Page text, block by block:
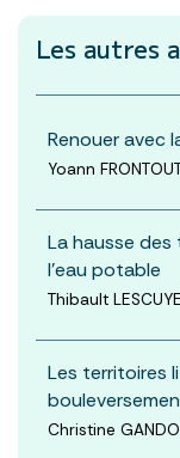
Les autres
Renouer avec
Yoann
La hausse
l’eau potable
Thibault
Les territoires
Christine